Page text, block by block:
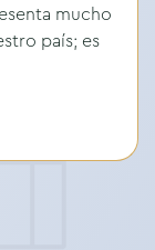
mucho
país; es